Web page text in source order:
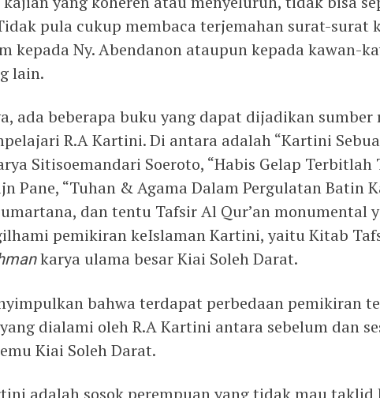
pula cukup membaca terjemahan surat-surat
kepada Ny. Abendanon ataupun kepada kawan-
lain.
ada beberapa buku yang dapat dijadikan sumber
R.A Kartini. Di antara adalah “Kartini
Sitisoemandari Soeroto, “Habis Gelap Terbitlah
Pane, “Tuhan & Agama Dalam Pergulatan Batin
dan tentu Tafsir Al Qur’an monumental
pemikiran keIslaman Kartini, yaitu Kitab
karya ulama besar Kiai Soleh Darat.
bahwa terdapat perbedaan pemikiran
dialami oleh R.A Kartini antara sebelum dan
Kiai Soleh Darat.
adalah sosok perempuan yang tidak mau taklid